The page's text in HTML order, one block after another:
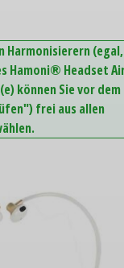
Harmonisierern (egal,
Hamoni® Headset
können Sie vor dem
frei aus allen